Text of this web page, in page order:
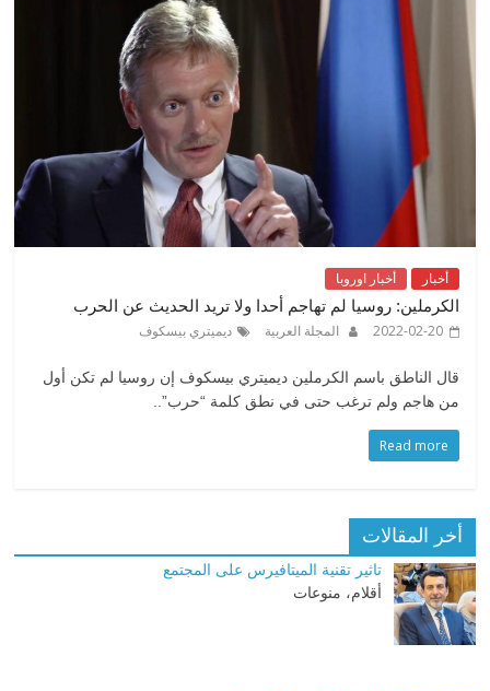
أخبار أخبار اوروبا
الكرملين: روسيا لم تهاجم أحدا ولا تريد الحديث عن الحرب
2022-02-20
المجلة العربية ديميتري بيسكوف
قال الناطق باسم الكرملين ديميتري بيسكوف إن روسيا لم تكن أول
من هاجم ولم ترغب حتى في نطق كلمة “حرب”..
Read more
أخر المقالات
تاثير تقنية الميتافيرس على المجتمع
أقلام، منوعات